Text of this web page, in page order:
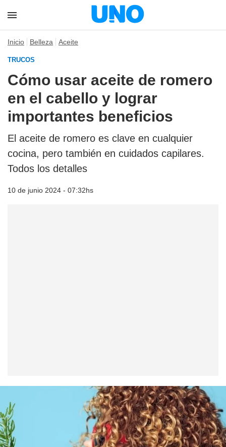
Inicio Belleza Aceite
TRUCOS
Cómo usar aceite de romero
en el cabello y lograr
importantes beneficios
El aceite de romero es clave en cualquier
cocina, pero también en cuidados capilares.
Todos los detalles
10 de junio 2024 - 07:32hs